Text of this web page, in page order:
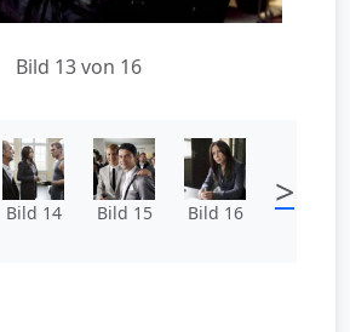
Bild 13 von 16
Bild 14 Bild 15 Bild 16 >